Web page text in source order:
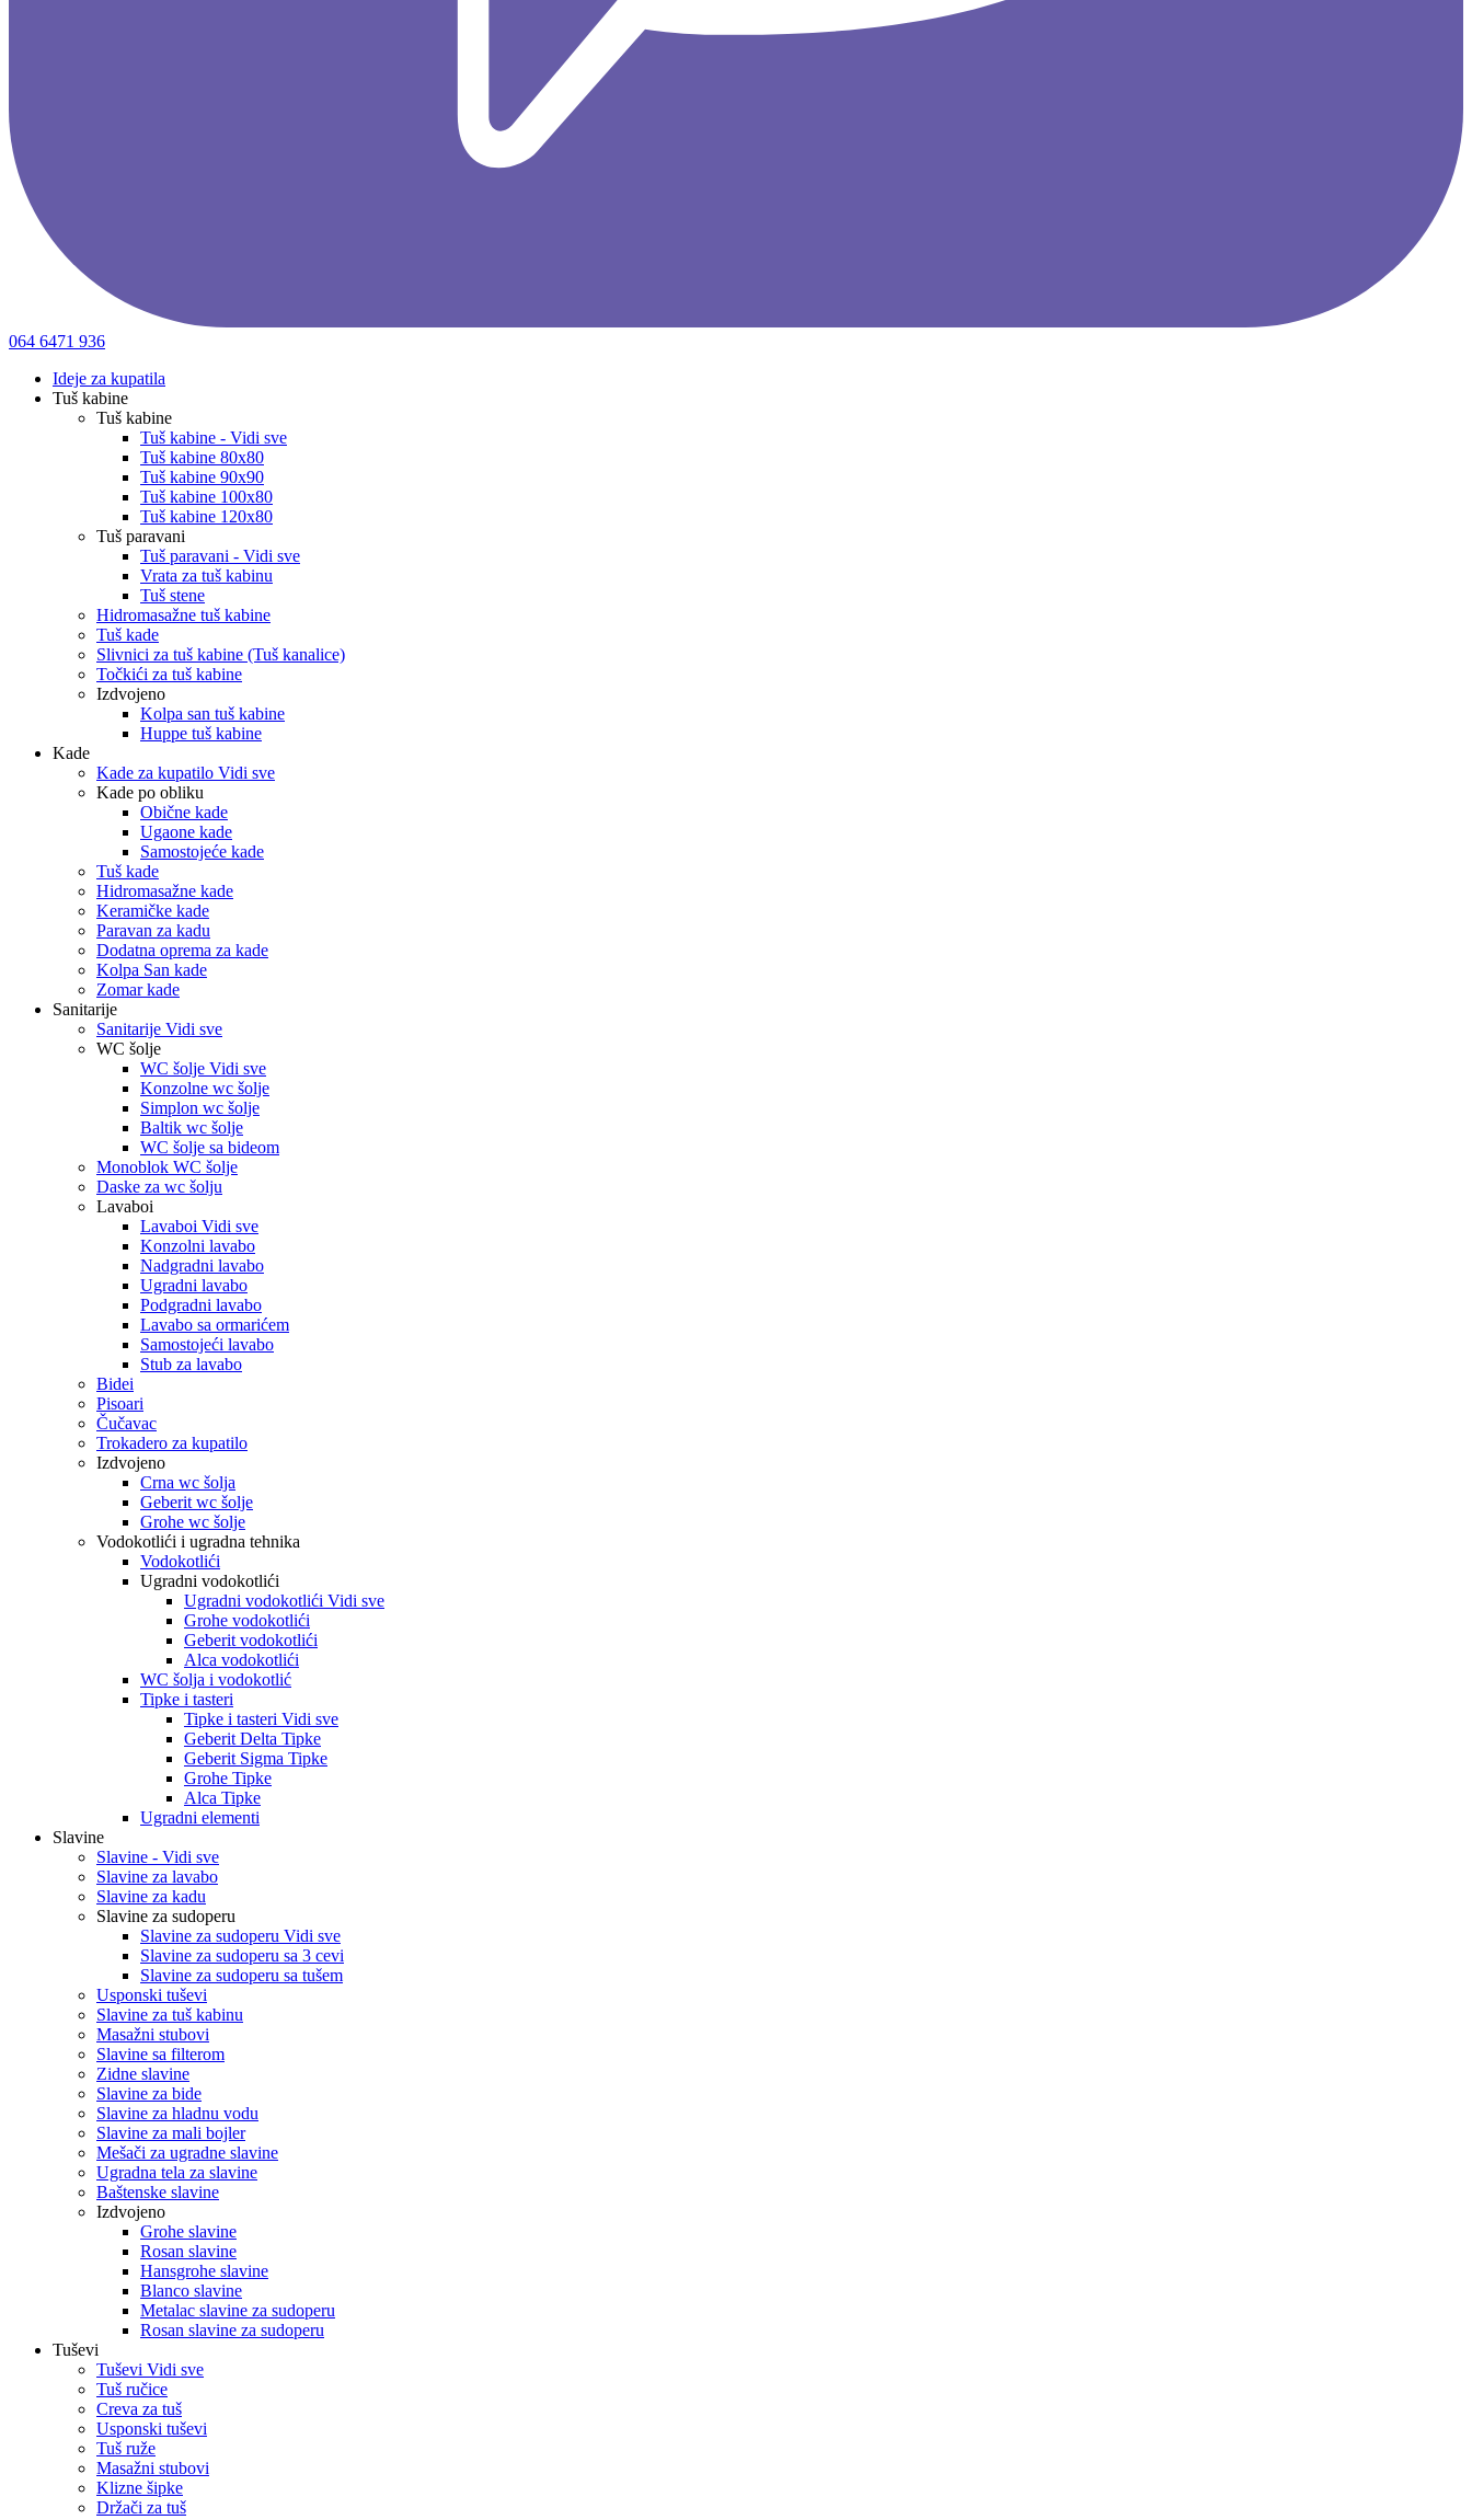
064 6471 936
Ideje za kupatila
Tuš kabine
Tuš kabine
Tuš kabine - Vidi sve
Tuš kabine 80x80
Tuš kabine 90x90
Tuš kabine 100x80
Tuš kabine 120x80
Tuš paravani
Tuš paravani - Vidi sve
Vrata za tuš kabinu
Tuš stene
Hidromasažne tuš kabine
Tuš kade
Slivnici za tuš kabine (Tuš kanalice)
Točkići za tuš kabine
Izdvojeno
Kolpa san tuš kabine
Huppe tuš kabine
Kade
Kade za kupatilo Vidi sve
Kade po obliku
Obične kade
Ugaone kade
Samostojeće kade
Tuš kade
Hidromasažne kade
Keramičke kade
Paravan za kadu
Dodatna oprema za kade
Kolpa San kade
Zomar kade
Sanitarije
Sanitarije Vidi sve
WC šolje
WC šolje Vidi sve
Konzolne wc šolje
Simplon wc šolje
Baltik wc šolje
WC šolje sa bideom
Monoblok WC šolje
Daske za wc šolju
Lavaboi
Lavaboi Vidi sve
Konzolni lavabo
Nadgradni lavabo
Ugradni lavabo
Podgradni lavabo
Lavabo sa ormarićem
Samostojeći lavabo
Stub za lavabo
Bidei
Pisoari
Čučavac
Trokadero za kupatilo
Izdvojeno
Crna wc šolja
Geberit wc šolje
Grohe wc šolje
Vodokotlići i ugradna tehnika
Vodokotlići
Ugradni vodokotlići
Ugradni vodokotlići Vidi sve
Grohe vodokotlići
Geberit vodokotlići
Alca vodokotlići
WC šolja i vodokotlić
Tipke i tasteri
Tipke i tasteri Vidi sve
Geberit Delta Tipke
Geberit Sigma Tipke
Grohe Tipke
Alca Tipke
Ugradni elementi
Slavine
Slavine - Vidi sve
Slavine za lavabo
Slavine za kadu
Slavine za sudoperu
Slavine za sudoperu Vidi sve
Slavine za sudoperu sa 3 cevi
Slavine za sudoperu sa tušem
Usponski tuševi
Slavine za tuš kabinu
Masažni stubovi
Slavine sa filterom
Zidne slavine
Slavine za bide
Slavine za hladnu vodu
Slavine za mali bojler
Mešači za ugradne slavine
Ugradna tela za slavine
Baštenske slavine
Izdvojeno
Grohe slavine
Rosan slavine
Hansgrohe slavine
Blanco slavine
Metalac slavine za sudoperu
Rosan slavine za sudoperu
Tuševi
Tuševi Vidi sve
Tuš ručice
Creva za tuš
Usponski tuševi
Tuš ruže
Masažni stubovi
Klizne šipke
Držači za tuš